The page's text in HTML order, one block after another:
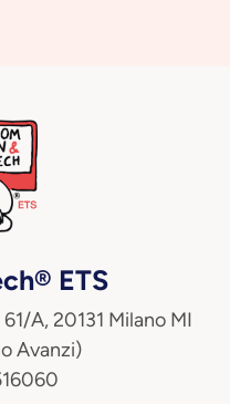
ETS
A, 20131 Milano MI
Avanzi)